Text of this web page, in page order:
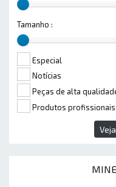
Tamanho :
Especial
Notícias
Peças de alta
Produtos profissionais